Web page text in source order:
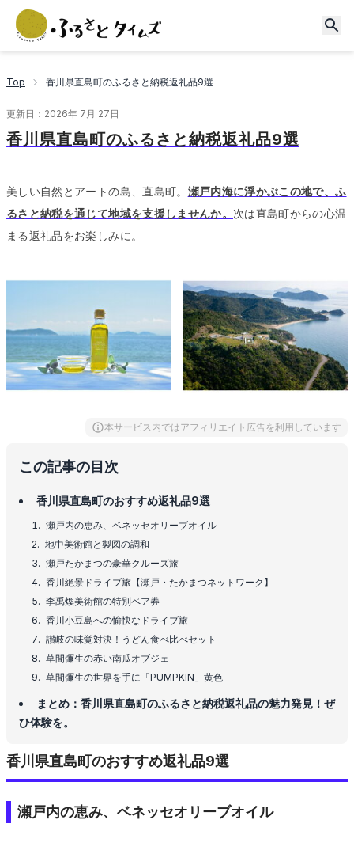
Top 香川県直島町のふるさと納税返礼品9選
更新日： 2026年 7月 27日
香川県直島町のふるさと納税返礼品9選
美しい自然とアートの島、直島町。 瀬戸内海に浮かぶこの地で、ふ
るさと納税を通じて地域を支援しませんか。 次は直島町からの心温
まる返礼品をお楽しみに。
本サービス内ではアフィリエイト広告を利用しています
この記事の目次
香川県直島町のおすすめ返礼品9選
瀬戸内の恵み、ベネッセオリーブオイル
地中美術館と製図の調和
瀬戸たかまつの豪華クルーズ旅
香川絶景ドライブ旅【瀬戸・たかまつネットワーク】
李禹煥美術館の特別ペア券
香川小豆島への愉快なドライブ旅
讃岐の味覚対決！うどん食べ比べセット
草間彌生の赤い南瓜オブジェ
草間彌生の世界を手に「PUMPKIN」黄色
まとめ：香川県直島町のふるさと納税返礼品の魅力発見！ぜ
ひ体験を。
香川県直島町のおすすめ返礼品9選
瀬戸内の恵み、ベネッセオリーブオイル